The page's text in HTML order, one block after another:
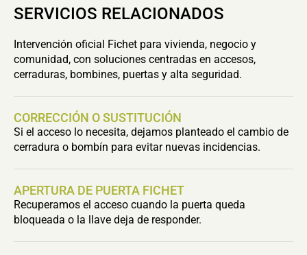
SERVICIOS RELACIONADOS
Intervención oficial Fichet para vivienda, negocio y
comunidad, con soluciones centradas en accesos,
cerraduras, bombines, puertas y alta seguridad.
CORRECCIÓN O SUSTITUCIÓN
Si el acceso lo necesita, dejamos planteado el cambio de
cerradura o bombín para evitar nuevas incidencias.
APERTURA DE PUERTA FICHET
Recuperamos el acceso cuando la puerta queda
bloqueada o la llave deja de responder.